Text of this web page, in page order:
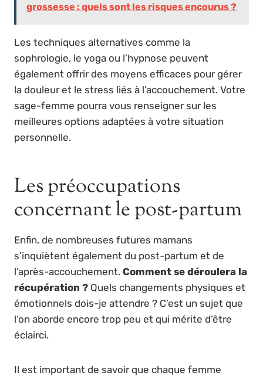
grossesse : quels sont les risques encourus ?
Les techniques alternatives comme la
sophrologie, le yoga ou l’hypnose peuvent
également offrir des moyens efficaces pour gérer
la douleur et le stress liés à l’accouchement. Votre
sage-femme pourra vous renseigner sur les
meilleures options adaptées à votre situation
personnelle.
Les préoccupations
concernant le post-partum
Enfin, de nombreuses futures mamans
s’inquiètent également du post-partum et de
l’après-accouchement. Comment se déroulera la
récupération ? Quels changements physiques et
émotionnels dois-je attendre ? C’est un sujet que
l’on aborde encore trop peu et qui mérite d’être
éclairci.
Il est important de savoir que chaque femme